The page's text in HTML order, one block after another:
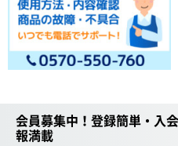
会員募集中！登録簡単・入
報満載